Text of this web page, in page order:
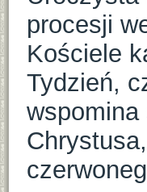
procesji
Kościele
Tydzień,